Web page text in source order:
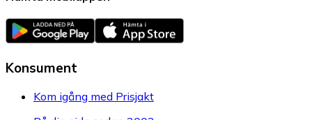
Konsument
Kom igång med Prisjakt